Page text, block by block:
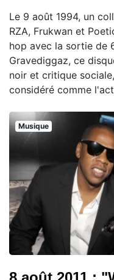
Le 9 août 1994, un
RZA, Frukwan et
hop avec la sortie de
Gravediggaz, ce
noir et critique
considéré comme
Musique